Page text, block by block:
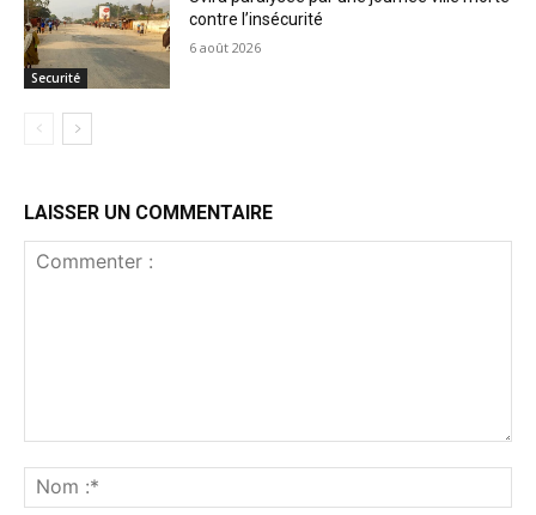
Securité
contre l’insécurité
6 août 2026
LAISSER UN COMMENTAIRE
:*